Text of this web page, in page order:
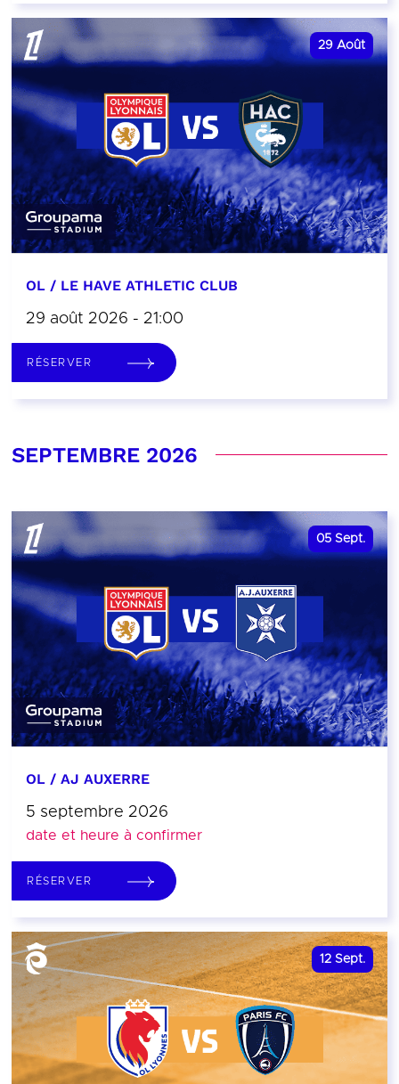
29 Août
OL / LE HAVE ATHLETIC CLUB
29 août 2026 - 21:00
RÉSERVER
SEPTEMBRE 2026
05 Sept.
OL / AJ AUXERRE
5 septembre 2026
date et heure à confirmer
RÉSERVER
12 Sept.